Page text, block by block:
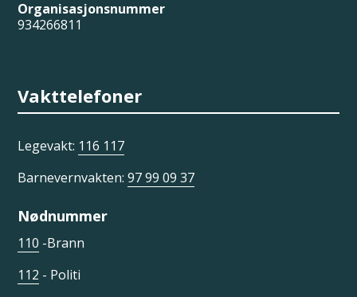
Organisasjonsnummer
934266811
Vakttelefoner
Legevakt: 116 117
Barnevernvakten:97 99 09 37
Nødnummer
110 -Brann
112 - Politi